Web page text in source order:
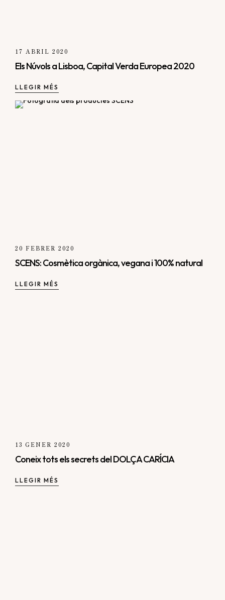
17 ABRIL 2020
Els Núvols a Lisboa, Capital Verda Europea 2020
LLEGIR MÉS
20 FEBRER 2020
SCENS: Cosmètica orgànica, vegana i 100% natural
LLEGIR MÉS
13 GENER 2020
Coneix tots els secrets del DOLÇA CARÍCIA
LLEGIR MÉS